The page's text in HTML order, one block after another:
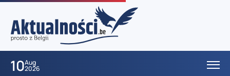
10Aug
2026